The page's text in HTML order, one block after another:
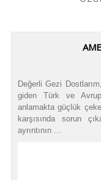
Değerli Gezi
giden Türk ve
anlamakta güçlük
karşısında sorun
ayrıntının ...